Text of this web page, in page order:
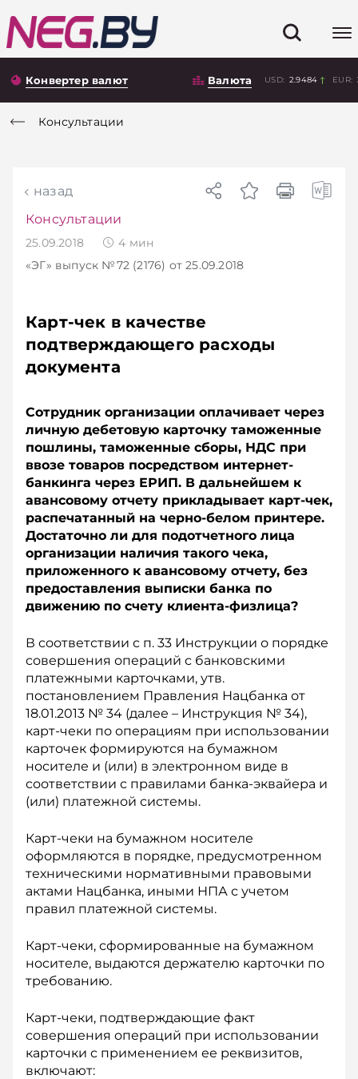
Конвертер валют Валюта USD: 2.9484 EUR:
Консультации
назад
Консультации
25.09.2018 4 мин
«ЭГ» выпуск №72 (2176) от 25.09.2018
Карт-чек в качестве
подтверждающего расходы
документа
Сотрудник организации оплачивает через
личную дебетовую карточку таможенные
пошлины, таможенные сборы, НДС при
ввозе товаров посредством интернет-
банкинга через ЕРИП. В дальнейшем к
авансовому отчету прикладывает карт-чек,
распечатанный на черно-белом принтере.
Достаточно ли для подотчетного лица
организации наличия такого чека,
приложенного к авансовому отчету, без
предоставления выписки банка по
движению по счету клиента-физлица?
В соответствии с п. 33 Инструкции о порядке
совершения операций с банковскими
платежными карточками, утв.
постановлением Правления Нацбанка от
18.01.2013 № 34 (далее – Инструкция № 34),
карт-чеки по операциям при использовании
карточек формируются на бумажном
носителе и (или) в электронном виде в
соответствии с правилами банка-эквайера и
(или) платежной системы.
Карт-чеки на бумажном носителе
оформляются в порядке, предусмотренном
техническими нор­мативными правовыми
актами Нацбанка, иными НПА с учетом
правил платежной системы.
Карт-чеки, сформированные на бумажном
носителе, выдаются держателю карточки по
требованию.
Карт-чеки, подтверждающие факт
совершения операций при использовании
карточки с применением ее реквизитов,
включают: